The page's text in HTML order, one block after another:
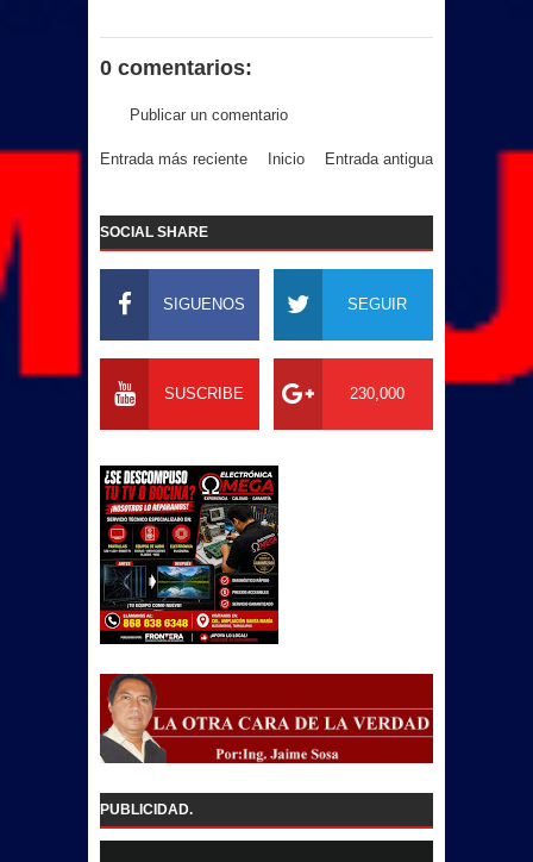
0 comentarios:
Publicar un comentario
Entrada más reciente Entrada antigua
Inicio
SOCIAL SHARE
SIGUENOS SEGUIR
SUSCRIBE 230,000
PUBLICIDAD.